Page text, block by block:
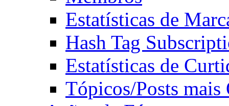
Estatísticas de
Hash Tag
Estatísticas de
Tópicos/Posts mais